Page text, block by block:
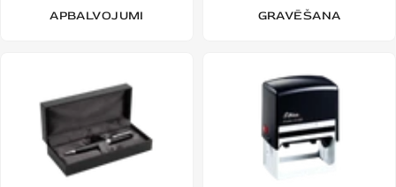
APBALVOJUMI GRAVĒŠANA